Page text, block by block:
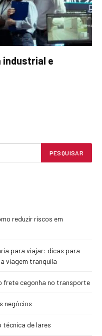
e
reduzir riscos em
para viajar: dicas para
viagem tranquila
frete cegonha no transporte
negócios
técnica de lares